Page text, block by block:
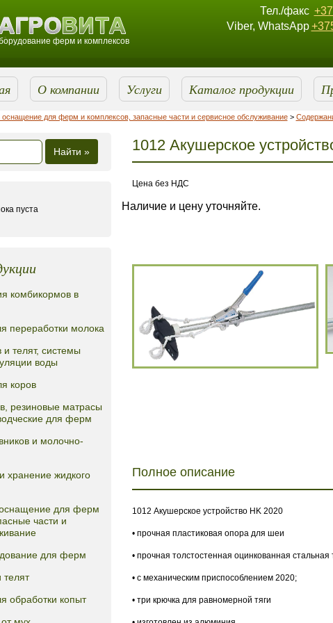
ферм и комплексов
Тел./факс
Viber, WhatsApp
О компании Услуги Каталог продукции
для ферм и комплексов, запасные части и сервисное обслуживание>
Найти »
пуста
комбикормов в
переработки молока
телят, системы
воды
коров
резиновые матрасы
для ферм
и молочно-
хранение жидкого
для ферм
части и
для ферм
обработки копыт
1012 Акушерское
Цена без НДС
Наличие и цену уточняйте.
Полное описание
1012 Акушерское устройство HK 2020
• прочная пластиковая опора для шеи
• прочная толстостенная оцинкованная
• с механическим приспособлением 2020;
• три крючка для равномерной тяги